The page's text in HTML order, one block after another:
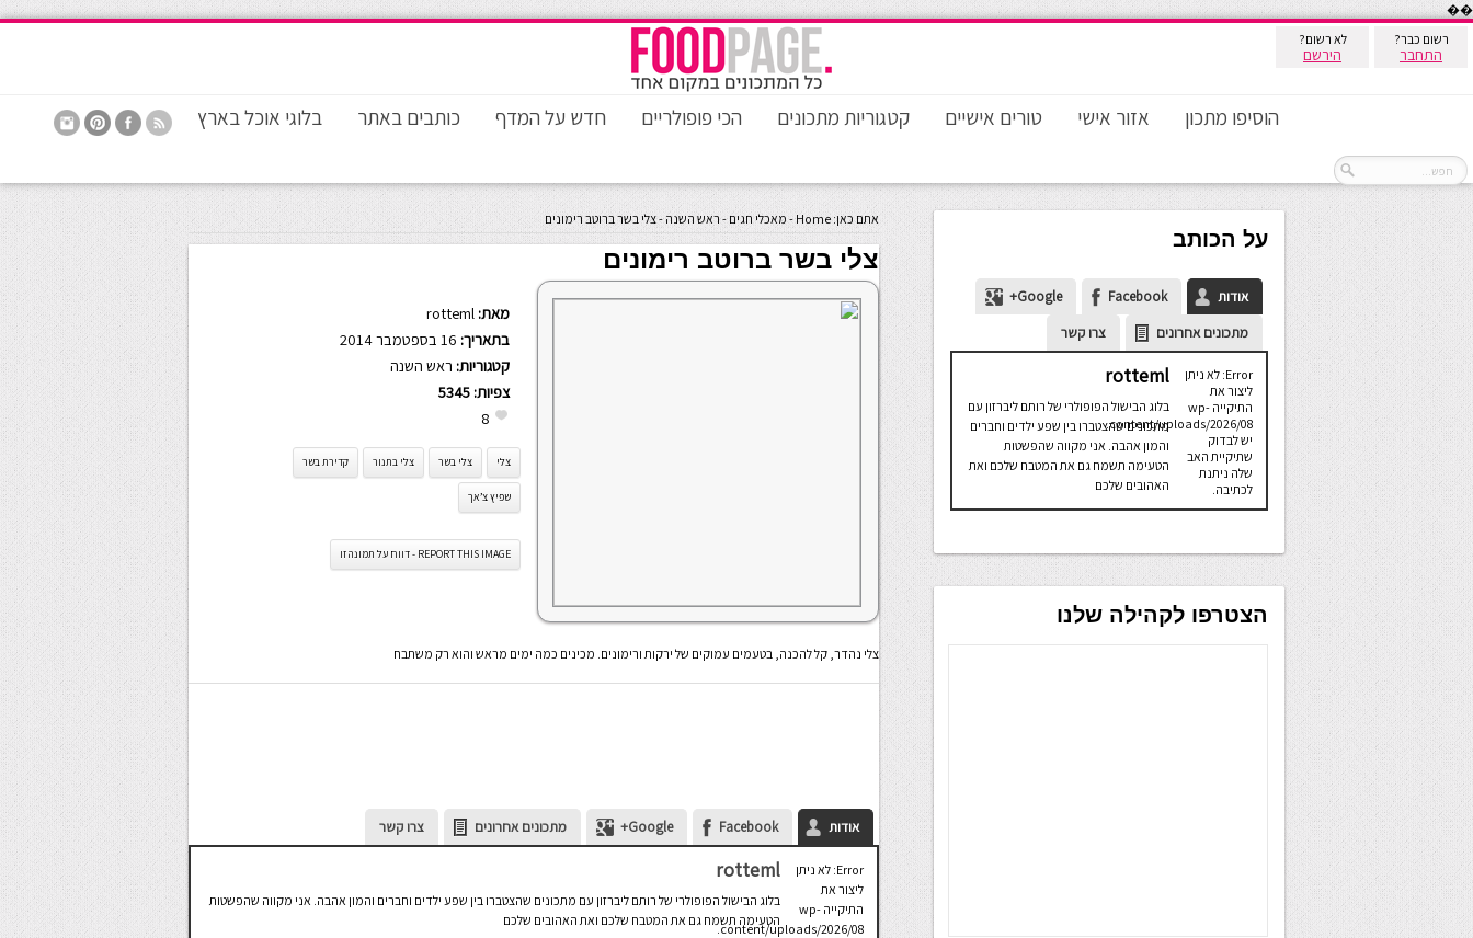
��
רשום כבר?
התחבר
לא רשום?
הירשם
הוסיפו מתכון אזור אישי טורים אישיים קטגוריות מתכונים הכי פופולריים חדש על המדף כותבים באתר בלוגי אוכל בארץ
אתם כאן: Home
- מאכלי חגים-ראש השנה-צלי בשר ברוטב רימונים
צלי בשר ברוטב רימונים
מאת: rotteml
בתאריך:
קטגוריות: ראש השנה
צפיות: 5345
8
צלי צלי בשר צלי בתנור קדירת בשר
שפיץ צ’אך
REPORT THIS IMAGE - דווח על תמונה זו
צלי נהדר, קל להכנה, בטעמים עמוקים של ירקות ורימונים. מכינים כמה ימים מראש והוא רק משתבח
אודות Facebook
Google+ מתכונים אחרונים צרו קשר
Error: לא ניתן
ליצור את
התיקייה wp-
content/uploads/2026/08.
rotteml
בלוג הבישול הפופולרי של רותם ליברזון עם מתכונים שהצטברו בין שפע ילדים וחברים והמון אהבה. אני מקווה שהפשטות
הטעימה תשמח גם את המטבח שלכם ואת האהובים שלכם
על הכותב
אודות Facebook
Google+
מתכונים אחרונים
צרו קשר
Error: לא ניתן
ליצור את
התיקייה wp-
content/uploads/2026/08.
יש לבדוק
שתיקיית האב
שלה ניתנת
לכתיבה.
rotteml
בלוג הבישול הפופולרי של רותם ליברזון עם
מתכונים שהצטברו בין שפע ילדים וחברים
והמון אהבה. אני מקווה שהפשטות
הטעימה תשמח גם את המטבח שלכם ואת
האהובים שלכם
הצטרפו לקהילה שלנו